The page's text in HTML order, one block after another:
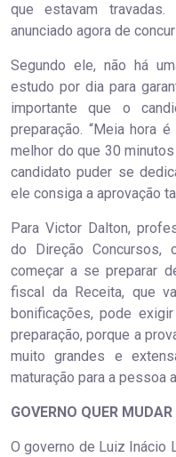
que estavam
anunciado agora de
Segundo ele, não há
estudo por dia para
importante que o
preparação. “Meia hora
melhor do que 30
candidato puder se
ele consiga a aprovação
Para Victor Dalton,
do Direção Concursos,
começar a se preparar
fiscal da Receita, que
bonificações, pode
preparação, porque a
muito grandes e
maturação para a pessoa
GOVERNO QUER
O governo de Luiz Inácio